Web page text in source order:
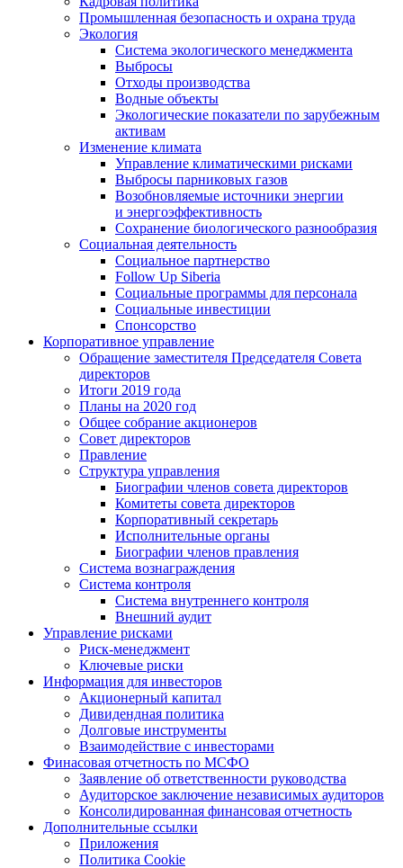
Промышленная безопасность и охрана труда
Экология
Система экологического менеджмента
Выбросы
Отходы производства
Водные объекты
Экологические показатели по зарубежным
активам
Изменение климата
Управление климатическими рисками
Выбросы парниковых газов
Возобновляемые источники энергии
и энергоэффективность
Сохранение биологического разнообразия
Социальная деятельность
Социальное партнерство
Follow Up Siberia
Социальные программы для персонала
Социальные инвестиции
Спонсорство
Корпоративное управление
Обращение заместителя Председателя Совета
директоров
Итоги 2019 года
Планы на 2020 год
Общее собрание акционеров
Совет директоров
Правление
Структура управления
Биографии членов совета директоров
Комитеты совета директоров
Корпоративный секретарь
Исполнительные органы
Биографии членов правления
Система вознаграждения
Система контроля
Система внутреннего контроля
Внешний аудит
Управление рисками
Риск-менеджмент
Ключевые риски
Информация для инвесторов
Акционерный капитал
Дивидендная политика
Долговые инструменты
Взаимодействие с инвеcторами
Финасовая отчетность по МСФО
Заявление об ответственности руководства
Аудиторское заключение независимых аудиторов
Консолидированная финансовая отчетность
Дополнительные ссылки
Приложения
Политика Cookie